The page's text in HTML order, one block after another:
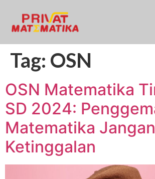
Tag: OSN
OSN Matematika
SD 2024:
Matematika
Ketinggalan